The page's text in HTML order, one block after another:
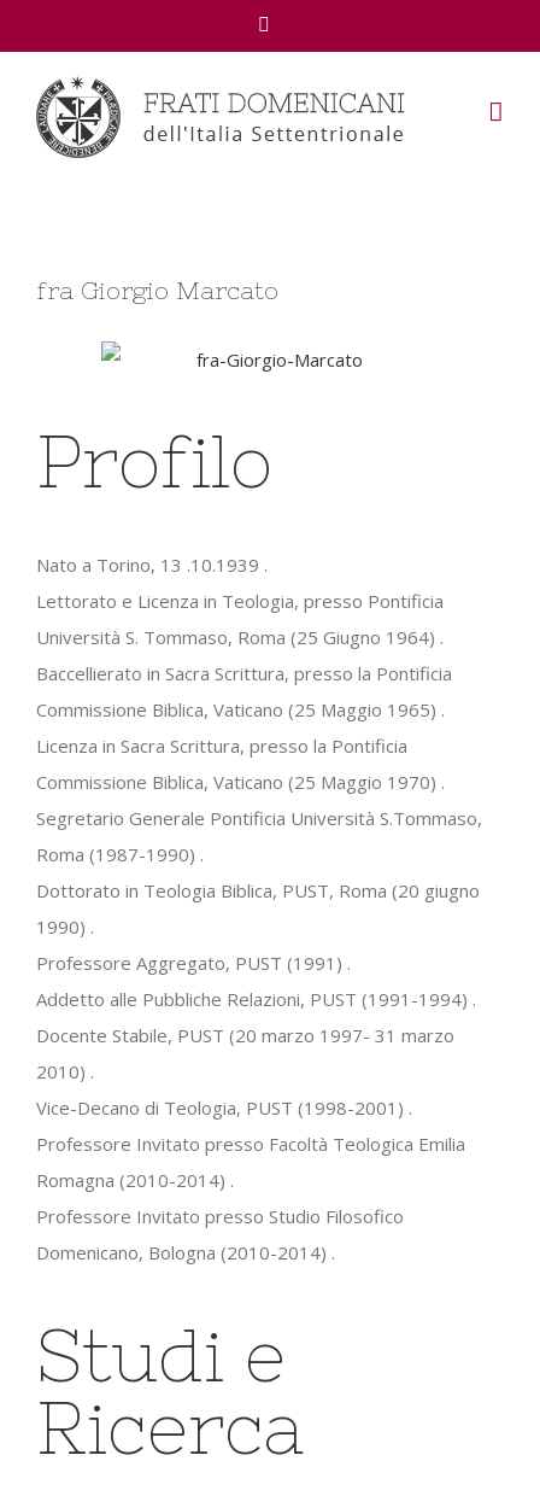
fra Giorgio Marcato
Profilo
Nato a Torino, 13 .10.1939 .
Lettorato e Licenza in Teologia, presso Pontificia
Università S. Tommaso, Roma (25 Giugno 1964) .
Baccellierato in Sacra Scrittura, presso la Pontificia
Commissione Biblica, Vaticano (25 Maggio 1965) .
Licenza in Sacra Scrittura, presso la Pontificia
Commissione Biblica, Vaticano (25 Maggio 1970) .
Segretario Generale Pontificia Università S.Tommaso,
Roma (1987-1990) .
Dottorato in Teologia Biblica, PUST, Roma (20 giugno
1990) .
Professore Aggregato, PUST (1991) .
Addetto alle Pubbliche Relazioni, PUST (1991-1994) .
Docente Stabile, PUST (20 marzo 1997- 31 marzo
2010) .
Vice-Decano di Teologia, PUST (1998-2001) .
Professore Invitato presso Facoltà Teologica Emilia
Romagna (2010-2014) .
Professore Invitato presso Studio Filosofico
Domenicano, Bologna (2010-2014) .
Studi e
Ricerca